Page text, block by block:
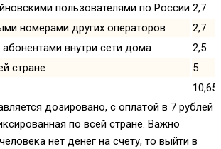
пользователями по России 2,7
номерами других операторов
2,7
внутри сети дома
2,5
стране
5
10,65
дозировано, с оплатой в 7 рублей
по всей стране. Важно
нет денег на счету, то выйти в